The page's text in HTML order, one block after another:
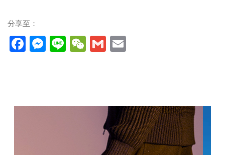
分享至：
Facebook
Messenger
LineWeChat
Gmail